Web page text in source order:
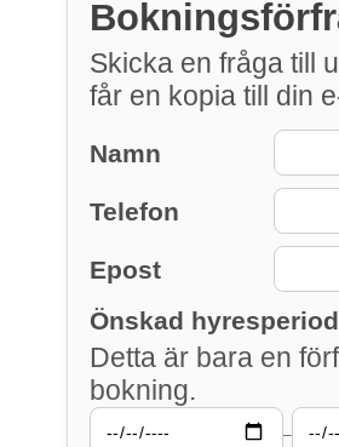
Skicka en fråga till
får en kopia till din
Namn
Telefon
Epost
Önskad hyresperiod
Detta är bara en
bokning.
–